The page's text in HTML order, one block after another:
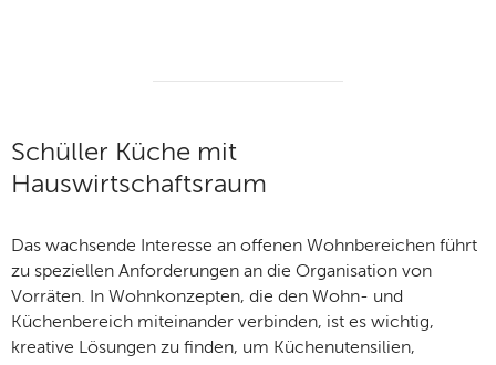
Schüller Küche mit
Hauswirtschaftsraum
Das wachsende Interesse an offenen Wohnbereichen führt
zu speziellen Anforderungen an die Organisation von
Vorräten. In Wohnkonzepten, die den Wohn- und
Küchenbereich miteinander verbinden, ist es wichtig,
kreative Lösungen zu finden, um Küchenutensilien,